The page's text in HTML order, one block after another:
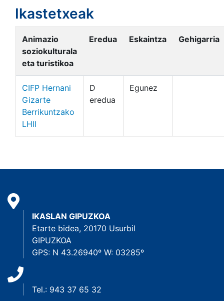
Ikastetxeak
Animazio
soziokulturala
eta turistikoa
Eredua Eskaintza Gehigarria
CIFP Hernani
Gizarte
Berrikuntzako
LHII
D
eredua
Egunez
IKASLAN GIPUZKOA
Etarte bidea, 20170 Usurbil
GIPUZKOA
GPS: N 43.26940º W: 03285º
Tel.: 943 37 65 32